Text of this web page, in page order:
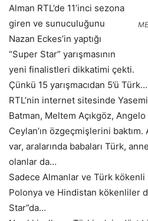
Alman RTL’de 11’inci sezona
giren ve sunuculuğunu
Nazan Eckes’in yaptığı
“Super Star” yarışmasının
yeni finalistleri dikkatimi çekti.
Çünkü 15 yarışmacıdan 5’ü Türk…
RTL’nin internet sitesinde
Batman, Meltem Açıkgöz,
Ceylan’ın özgeçmişlerini
var, aralarında babaları Türk,
olanlar da…
Sadece Almanlar ve Türk kökenli
Polonya ve Hindistan kökenliler
Star”da…